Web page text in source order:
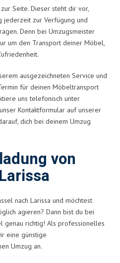
Seite. Dieser steht dir vor,
jederzeit zur Verfügung und
Denn bei Umzugsmeister
um den Transport deiner Möbel,
ausgezeichneten Service und
für deinen Möbeltransport
uns telefonisch unter
Kontaktformular auf unserer
dich bei deinem Umzug
von
nach Larissa und möchtest
agieren? Dann bist du bei
genau richtig! Als professionelles
eine günstige
Umzug an.